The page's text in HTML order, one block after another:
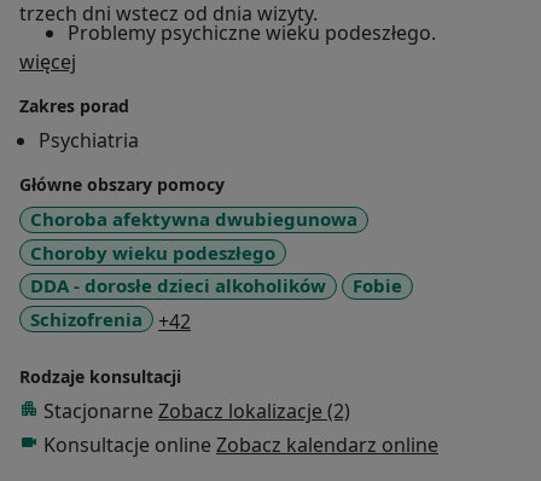
Problemy psychiczne wieku podeszłego.
trzech dni wstecz od dnia wizyty.
więcej
Zakres porad
Psychiatria
Główne obszary pomocy
Choroba afektywna dwubiegunowa
Choroby wieku podeszłego
DDA - dorosłe dzieci alkoholików
Fobie
Schizofrenia
+42
Rodzaje konsultacji
Stacjonarne Zobacz lokalizacje (2)
Konsultacje online Zobacz kalendarz online